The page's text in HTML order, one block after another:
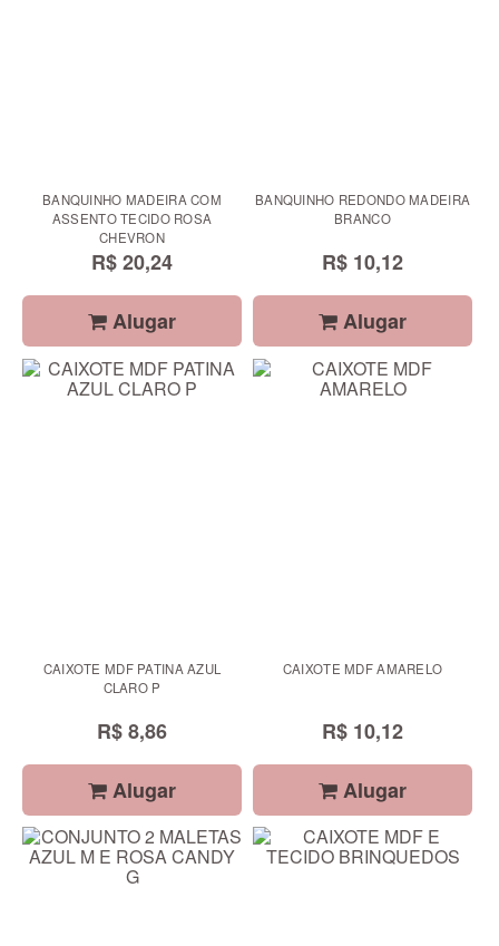
BANQUINHO MADEIRA COM
ASSENTO TECIDO ROSA
CHEVRON
R$ 20,24
Alugar
BANQUINHO REDONDO MADEIRA
BRANCO
R$ 10,12
Alugar
CAIXOTE MDF PATINA AZUL
CLARO P
R$ 8,86
Alugar
CAIXOTE MDF AMARELO
R$ 10,12
Alugar